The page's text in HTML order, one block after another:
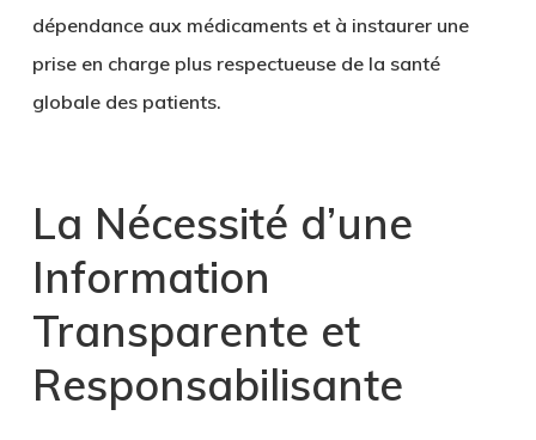
dépendance aux médicaments et à instaurer une
prise en charge plus respectueuse de la santé
globale des patients.
La Nécessité d’une
Information
Transparente et
Responsabilisante